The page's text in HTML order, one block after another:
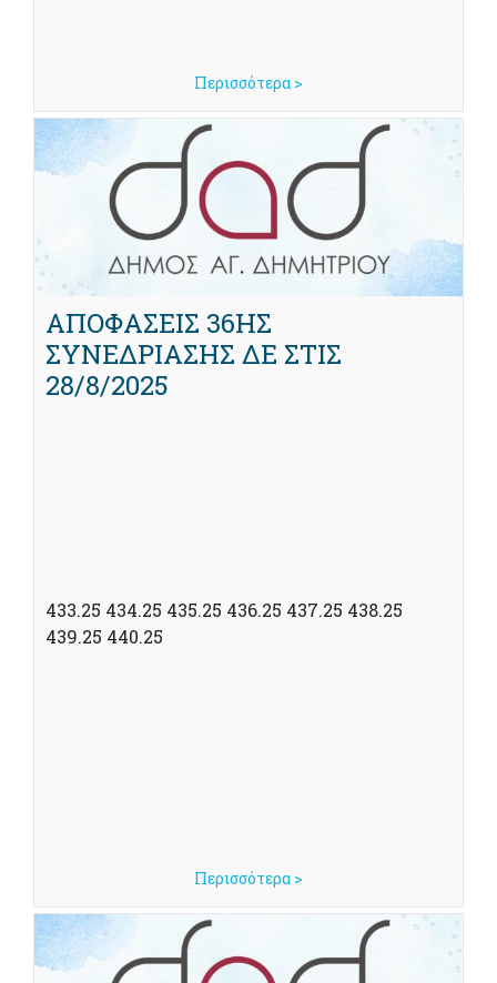
Περισσότερα >
ΑΠΟΦΑΣΕΙΣ 36ΗΣ
ΣΥΝΕΔΡΙΑΣΗΣ ΔΕ ΣΤΙΣ
28/8/2025
433.25 434.25 435.25 436.25 437.25 438.25
439.25 440.25
Περισσότερα >